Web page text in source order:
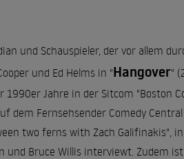
und Schauspieler, der vor allem
und Ed Helms in "Hangover"
Jahre in der Sitcom "Boston
dem Fernsehsender Comedy
two ferns with Zach Galifinakis",
und Bruce Willis interviewt. Zudem